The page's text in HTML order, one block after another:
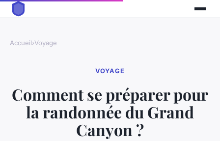
Accueil›Voyage
VOYAGE
Comment se préparer pour
la randonnée du Grand
Canyon ?